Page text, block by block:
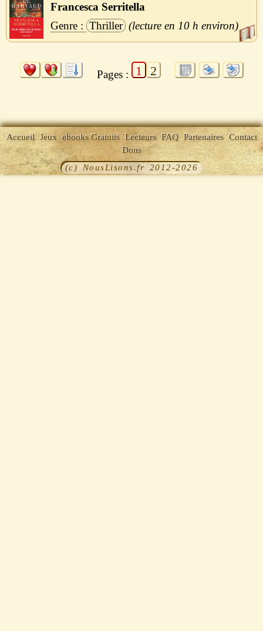
Francesca Serritella
Thriller
10 h
Pages : 1 2
Accueil Jeux ebooks Gratuits Lecteurs FAQ Partenaires Contact
Dons
(c) NousLisons.fr 2012-2026